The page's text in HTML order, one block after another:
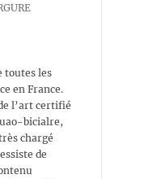
toutes les
en France.
l’art certifié
bicialre,
chargé
de